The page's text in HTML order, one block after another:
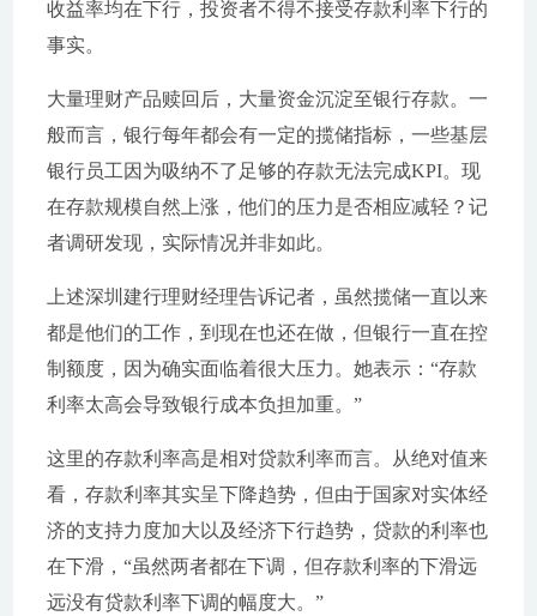
收益率均在下行，投资者不得不接受存款利率下行的
事实。
大量理财产品赎回后，大量资金沉淀至银行存款。一
般而言，银行每年都会有一定的揽储指标，一些基层
银行员工因为吸纳不了足够的存款无法完成KPI。现
在存款规模自然上涨，他们的压力是否相应减轻？记
者调研发现，实际情况并非如此。
上述深圳建行理财经理告诉记者，虽然揽储一直以来
都是他们的工作，到现在也还在做，但银行一直在控
制额度，因为确实面临着很大压力。她表示：“存款
利率太高会导致银行成本负担加重。”
这里的存款利率高是相对贷款利率而言。从绝对值来
看，存款利率其实呈下降趋势，但由于国家对实体经
济的支持力度加大以及经济下行趋势，贷款的利率也
在下滑，“虽然两者都在下调，但存款利率的下滑远
远没有贷款利率下调的幅度大。”